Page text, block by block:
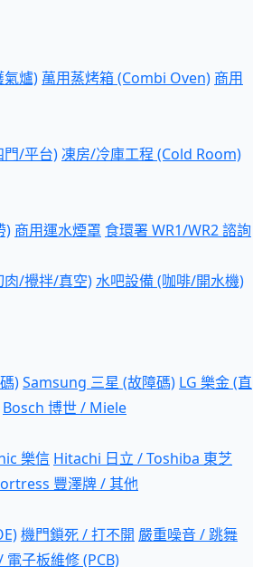
氣爐) 萬用蒸烤箱 (Combi Oven) 商用
門/平台)凍房/冷庫工程 (Cold Room)
) 商用運水煙罩 食環署 WR1/WR2 諮詢
肉/攪拌/真空)水吧設備 (咖啡/開水機)
)Samsung 三星 (故障碼) LG 樂金 (直
Bosch 博世 / Miele
樂信 Hitachi 日立 / Toshiba 東芝
豐澤牌 / 其他
機門鎖死 / 打不開 嚴重噪音 / 跳舞
電子板維修 (PCB)